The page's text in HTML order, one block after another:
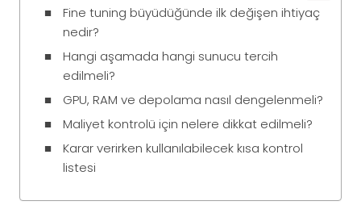
Fine tuning büyüdüğünde ilk değişen ihtiyaç
nedir?
Hangi aşamada hangi sunucu tercih
edilmeli?
GPU, RAM ve depolama nasıl dengelenmeli?
Maliyet kontrolü için nelere dikkat edilmeli?
Karar verirken kullanılabilecek kısa kontrol
listesi